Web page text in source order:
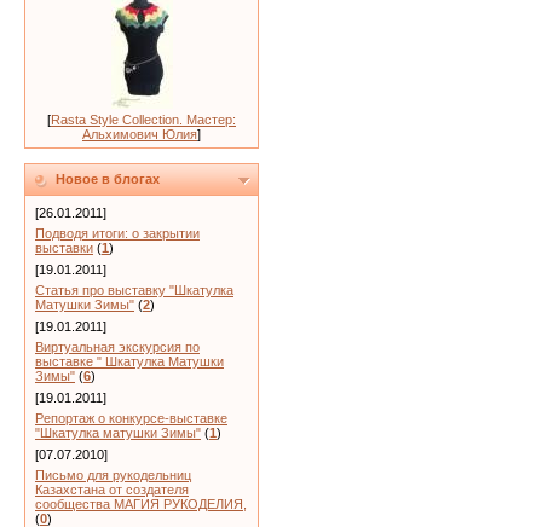
[Rasta Style Collection. Мастер:
Альхимович Юлия]
Новое в блогах
[26.01.2011]
Подводя итоги: о закрытии
выставки (1)
[19.01.2011]
Статья про выставку "Шкатулка
Матушки Зимы" (2)
[19.01.2011]
Виртуальная экскурсия по
выставке " Шкатулка Матушки
Зимы" (6)
[19.01.2011]
Репортаж о конкурсе-выставке
"Шкатулка матушки Зимы" (1)
[07.07.2010]
Письмо для рукодельниц
Казахстана от создателя
сообщества МАГИЯ РУКОДЕЛИЯ,
(0)